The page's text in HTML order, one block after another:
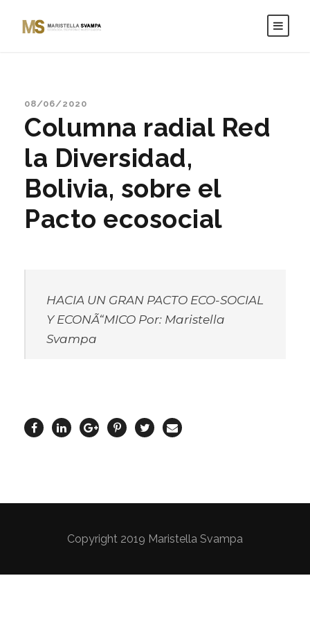
08/06/2020
Columna radial Red
la Diversidad,
Bolivia, sobre el
Pacto ecosocial
HACIA UN GRAN PACTO ECO-SOCIAL
Y ECONÃ“MICO Por: Maristella
Svampa
Copyright 2019 Maristella Svampa